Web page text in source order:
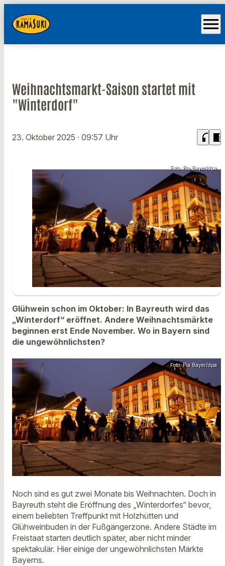
menu
Weihnachtsmarkt-Saison startet mit
"Winterdorf"
23. Oktober 2025 · 09:57 Uhr headphones chrome_reader_mode
Foto: Pia Bayer/dpa
Glühwein schon im Oktober: In Bayreuth wird das
„Winterdorf“ eröffnet. Andere Weihnachtsmärkte
beginnen erst Ende November. Wo in Bayern sind
die ungewöhnlichsten?
Foto: Pia Bayer/dpa
Noch sind es gut zwei Monate bis Weihnachten. Doch in
Bayreuth steht die Eröffnung des „Winterdorfes“ bevor,
einem beliebten Treffpunkt mit Holzhütten und
Glühweinbuden in der Fußgängerzone. Andere Städte im
Freistaat starten deutlich später, aber nicht minder
spektakulär. Hier einige der ungewöhnlichsten Märkte
Bayerns.